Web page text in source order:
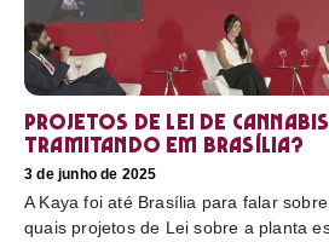
Projetos de Lei de
tramitando em Brasília?
3 de junho de 2025
A Kaya foi até Brasília para falar
quais projetos de Lei sobre a planta